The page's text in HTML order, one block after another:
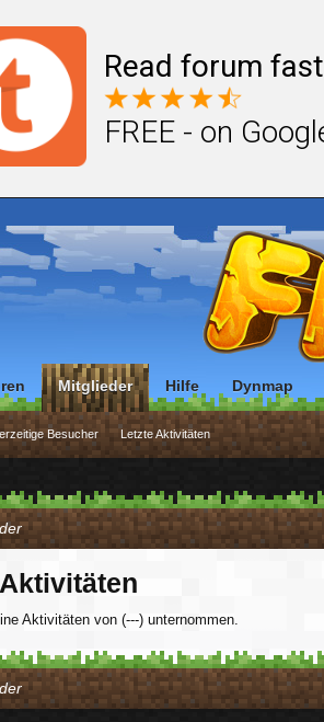
Read forum
FREE - on
Aktivitäten von (---) unternommen.
Mitglieder
Besucher Letzte Aktivitäten
Hilfe Dynmap